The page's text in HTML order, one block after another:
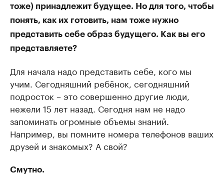
тоже) принадлежит будущее. Но для того, чтобы
понять, как их готовить, нам тоже нужно
представить себе образ будущего. Как вы его
представляете?
Для начала надо представить себе, кого мы
учим. Сегодняшний ребёнок, сегодняшний
подросток – это совершенно другие люди,
нежели 15 лет назад. Сегодня нам не надо
запоминать огромные объемы знаний.
Например, вы помните номера телефонов ваших
друзей и знакомых? А свой?
Смутно.